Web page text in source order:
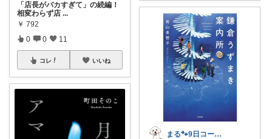
「店長がバカすぎて」の続編！
相変わらず店 ...
￥ 792
0 0 11
コレ いいね
まる🐾9日コーデUP♡いつも感謝✽